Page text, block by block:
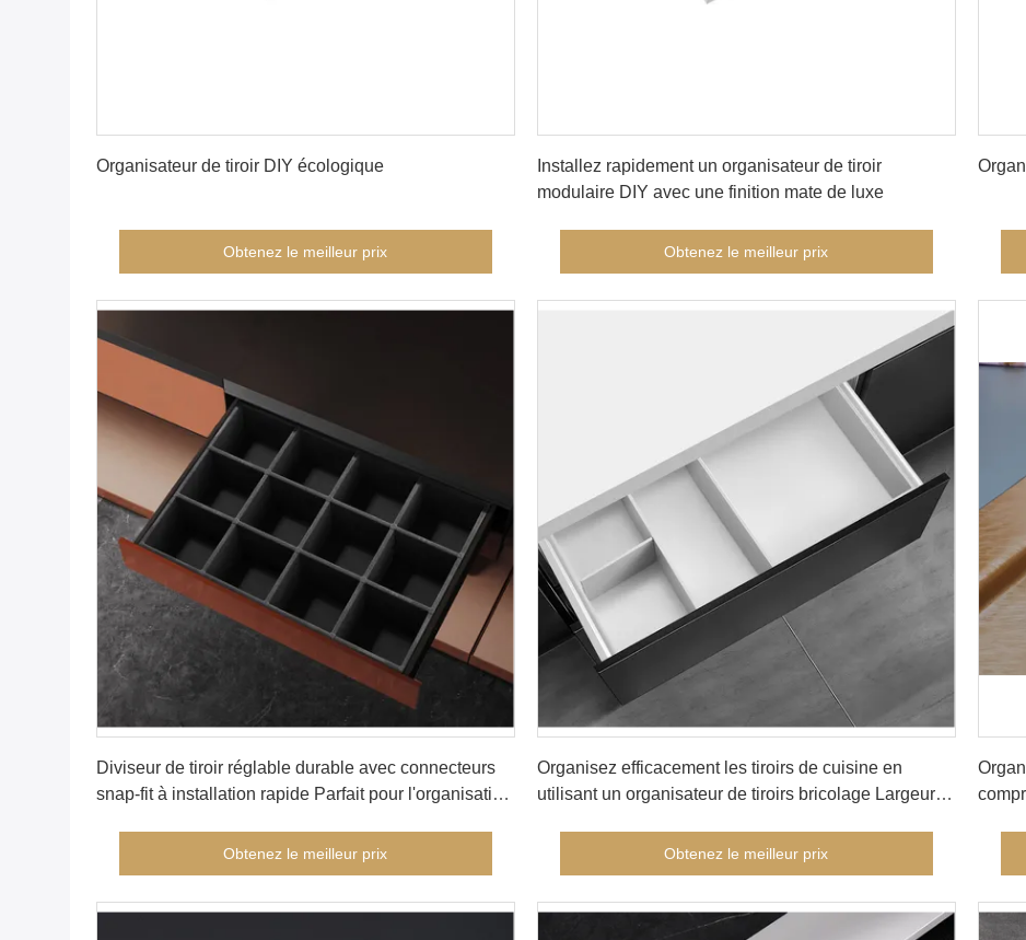
Organisateur de tiroir DIY écologique
Obtenez le meilleur prix
Installez rapidement un organisateur de tiroir
modulaire DIY avec une finition mate de luxe
Obtenez le meilleur prix
Diviseur de tiroir réglable durable avec connecteurs
snap-fit à installation rapide Parfait pour l'organisation
Obtenez le meilleur prix
Organisez efficacement les tiroirs de cuisine en
utilisant un organisateur de tiroirs bricolage Largeur
Obtenez le meilleur prix